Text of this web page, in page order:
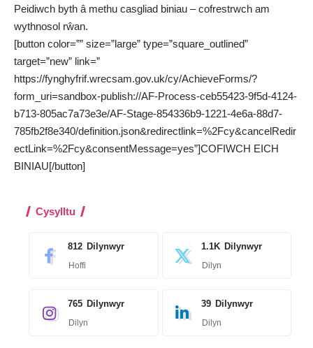
Peidiwch byth â methu casgliad biniau – cofrestrwch am
wythnosol rŵan.
[button color=”” size=”large” type=”square_outlined”
target=”new” link=”
https://fynghyfrif.wrecsam.gov.uk/cy/AchieveForms/?
form_uri=sandbox-publish://AF-Process-ceb55423-9f5d-4124-
b713-805ac7a73e3e/AF-Stage-854336b9-1221-4e6a-88d7-
785fb2f8e340/definition.json&redirectlink=%2Fcy&cancelRedir
ectLink=%2Fcy&consentMessage=yes”]COFIWCH EICH
BINIAU[/button]
Cysylltu
812 Dilynwyr
Hoffi
1.1K Dilynwyr
Dilyn
765 Dilynwyr
Dilyn
39 Dilynwyr
Dilyn